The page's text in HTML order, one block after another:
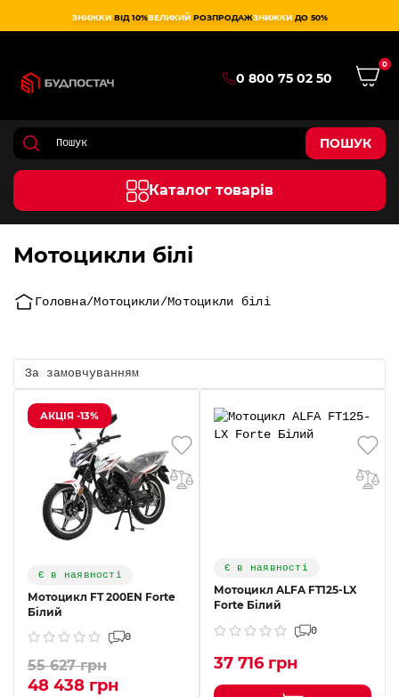
ЗНИЖКИ ВІД 10%ВЕЛИКИЙ РОЗПРОДАЖЗНИЖКИ ДО 50%
0 800 75 02 50
0
ПОШУК
Каталог товарів
Мотоцикли білі
Головна Мотоцикли Мотоцикли білі
АКЦІЯ -13%
Є в наявності
Мотоцикл FT 200EN Forte
Білий
0
55 627 грн
48 438 грн
Є в наявності
Мотоцикл ALFA FT125-LX
Forte Білий
0
37 716 грн